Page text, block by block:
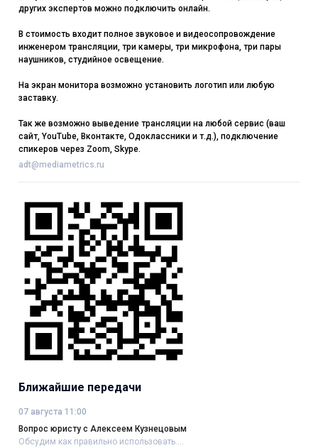
других экспертов можно подключить онлайн.
В стоимость входит полное звуковое и видеосопровождение
инженером трансляции, три камеры, три микрофона, три пары
наушников, студийное освещение.
На экран монитора возможно установить логотип или любую
заставку.
Так же возможно выведение трансляции на любой сервис (ваш
сайт, YouTube, Вконтакте, Одоклассники и т.д.), подключение
спикеров через Zoom, Skype.
adt@mediametrics.ru
Ближайшие передачи
07 августа 11:00
Вопрос юристу с Алексеем Кузнецовым
Обсудим как правильно использовать....